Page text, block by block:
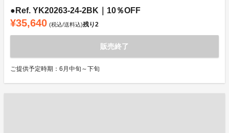
●Ref. YK20263-24-2BK｜10％OFF
¥35,640 (税込/送料込)残り2
販売終了
ご提供予定時期：6月中旬～下旬